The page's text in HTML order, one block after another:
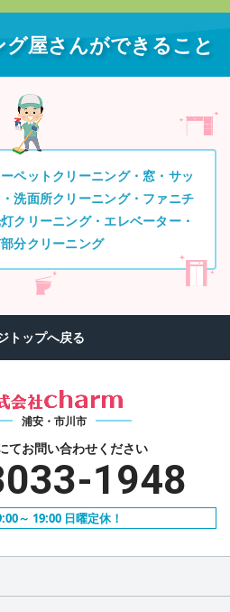
屋さんができること
ペットクリーニング・窓・サッ
洗面所クリーニング・ファニチ
クリーニング・エレベーター・
分クリーニング
浦安・市川市
てお問い合わせください
1948
～ 19:00 日曜定休！